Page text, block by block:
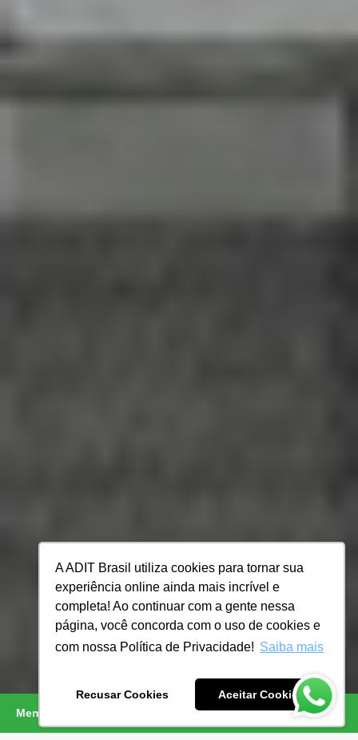
A ADIT Brasil utiliza cookies para tornar sua
experiência online ainda mais incrível e
completa! Ao continuar com a gente nessa
página, você concorda com o uso de cookies e
com nossa Política de Privacidade! Saiba mais
Recusar Cookies
Aceitar Cookies
Menu
Inscreva-se